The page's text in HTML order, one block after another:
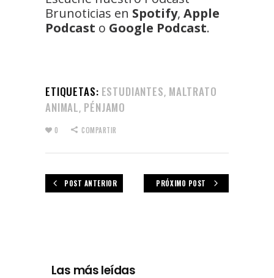
Brunoticias en Spotify, Apple
Podcast o Google Podcast.
ETIQUETAS: ESTUDIANTES, MALTRATO
ANIMAL, PÉNJAMO
0 COMPARTIR
POST ANTERIOR PRÓXIMO POST
Las más leídas